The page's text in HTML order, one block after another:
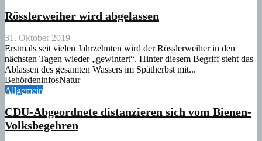
Rösslerweiher wird abgelassen
31. Oktober 2019
Erstmals seit vielen Jahrzehnten wird der Rösslerweiher in den
nächsten Tagen wieder „gewintert“. Hinter diesem Begriff steht das
Ablassen des gesamten Wassers im Spätherbst mit...
BehördeninfosNatur
Allgemein
CDU-Abgeordnete distanzieren sich vom Bienen-
Volksbegehren